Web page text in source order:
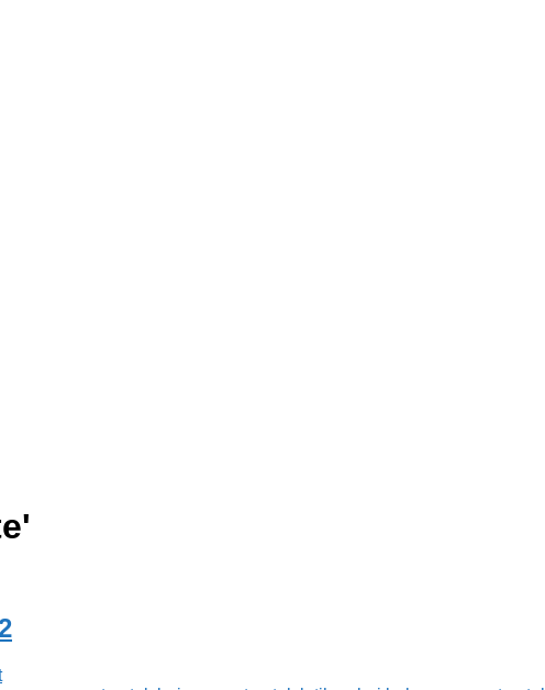
Dengan Harga Yang Murah
'